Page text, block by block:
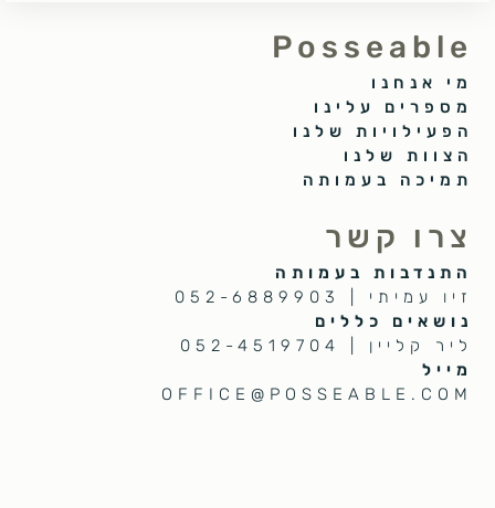
Posseable
מי אנחנו
מספרים עלינו
הפעילויות שלנו
הצוות שלנו
תמיכה בעמותה
צרו קשר
התנדבות בעמותה
זיו עמיתי | 052-6889903
נושאים כללים
ליר קליין | 052-4519704
מייל
OFFICE@POSSEABLE.COM